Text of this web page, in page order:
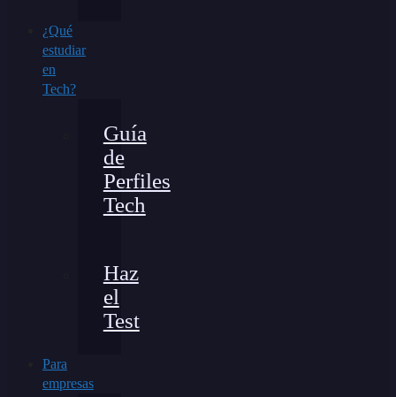
¿Qué
estudiar
en
Tech?
Guía
de
Perfiles
Tech
Haz
el
Test
Para
empresas